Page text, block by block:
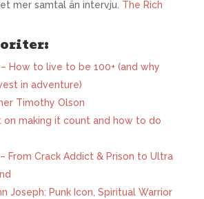
mer samtal än intervju. The Rich
How to live to be 100+ (and why
in adventure)
Timothy Olson
on making it count and how to do
From Crack Addict & Prison to Ultra
Joseph: Punk Icon, Spiritual Warrior